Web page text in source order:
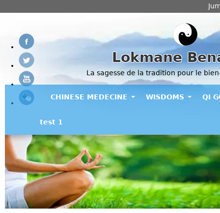
Lokmane
La sagesse de la tradition pour le
CHINESE MEDECINE WISDOMS QI
test 1